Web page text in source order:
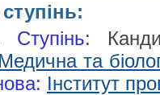
Cтупінь:
та
Інститут